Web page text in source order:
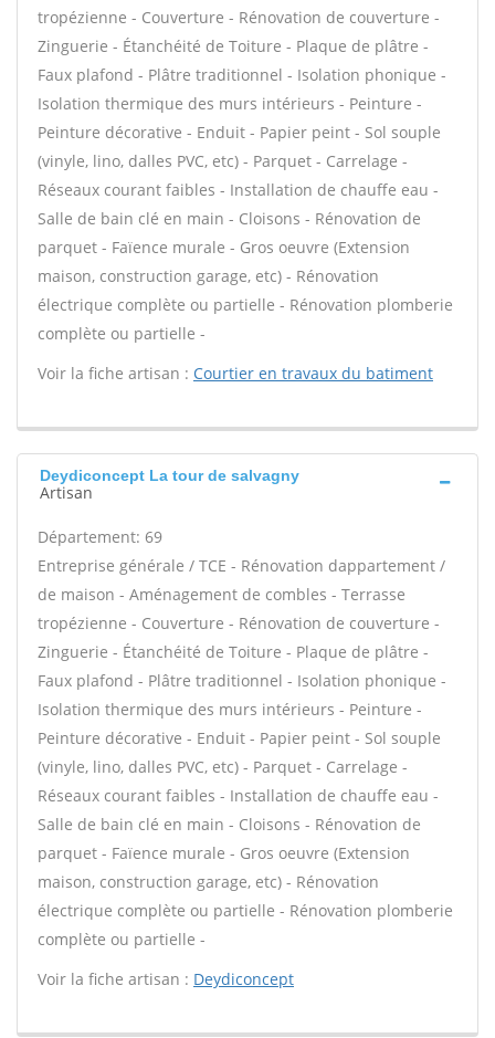
tropézienne - Couverture - Rénovation de couverture -
Zinguerie - Étanchéité de Toiture - Plaque de plâtre -
Faux plafond - Plâtre traditionnel - Isolation phonique -
Isolation thermique des murs intérieurs - Peinture -
Peinture décorative - Enduit - Papier peint - Sol souple
(vinyle, lino, dalles PVC, etc) - Parquet - Carrelage -
Réseaux courant faibles - Installation de chauffe eau -
Salle de bain clé en main - Cloisons - Rénovation de
parquet - Faïence murale - Gros oeuvre (Extension
maison, construction garage, etc) - Rénovation
électrique complète ou partielle - Rénovation plomberie
complète ou partielle -
Voir la fiche artisan : Courtier en travaux du batiment
Deydiconcept La tour de salvagny
Artisan
Département: 69
Entreprise générale / TCE - Rénovation dappartement /
de maison - Aménagement de combles - Terrasse
tropézienne - Couverture - Rénovation de couverture -
Zinguerie - Étanchéité de Toiture - Plaque de plâtre -
Faux plafond - Plâtre traditionnel - Isolation phonique -
Isolation thermique des murs intérieurs - Peinture -
Peinture décorative - Enduit - Papier peint - Sol souple
(vinyle, lino, dalles PVC, etc) - Parquet - Carrelage -
Réseaux courant faibles - Installation de chauffe eau -
Salle de bain clé en main - Cloisons - Rénovation de
parquet - Faïence murale - Gros oeuvre (Extension
maison, construction garage, etc) - Rénovation
électrique complète ou partielle - Rénovation plomberie
complète ou partielle -
Voir la fiche artisan : Deydiconcept